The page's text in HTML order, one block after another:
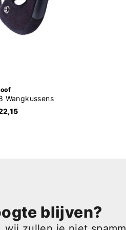
Wangkussens
blijven?